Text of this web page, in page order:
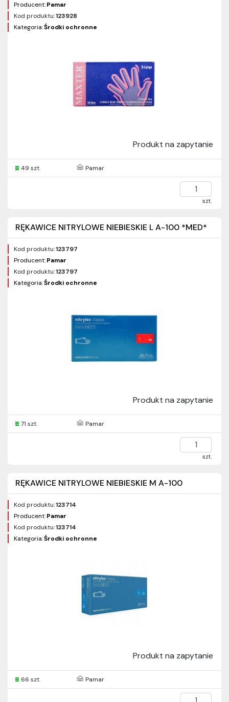
Producent:Pamar
Kod produktu:123928
Kategoria:Środki ochronne
Produkt na zapytanie
49 szt. Pamar
szt.
RĘKAWICE NITRYLOWE NIEBIESKIE L A-100 *MED*
Kod produktu:123797
Producent:Pamar
Kod produktu:123797
Kategoria:Środki ochronne
Produkt na zapytanie
71 szt. Pamar
szt.
RĘKAWICE NITRYLOWE NIEBIESKIE M A-100
Kod produktu:123714
Producent:Pamar
Kod produktu:123714
Kategoria:Środki ochronne
Produkt na zapytanie
66 szt. Pamar